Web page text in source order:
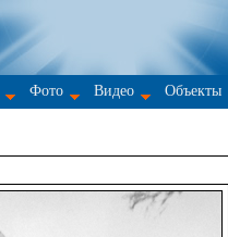
Фото Видео Объекты